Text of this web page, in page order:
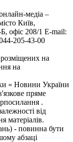
медіа –
Київ,
208/1 E-mail:
205-43-00
на
на
« Новини України
пряме
.
від
матеріалів.
- повинна бути
абзаці